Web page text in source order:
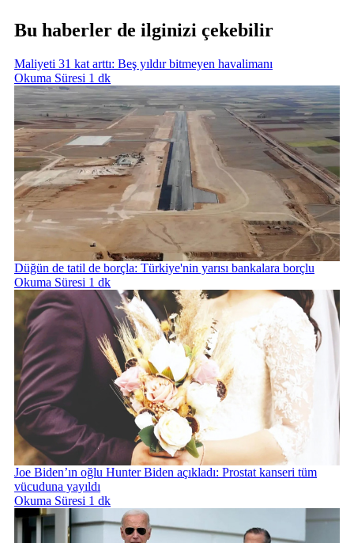
Bu haberler de ilginizi çekebilir
Maliyeti 31 kat arttı: Beş yıldır bitmeyen havalimanı
Okuma Süresi 1 dk
Düğün de tatil de borçla: Türkiye'nin yarısı bankalara borçlu
Okuma Süresi 1 dk
Joe Biden’ın oğlu Hunter Biden açıkladı: Prostat kanseri tüm
vücuduna yayıldı
Okuma Süresi 1 dk